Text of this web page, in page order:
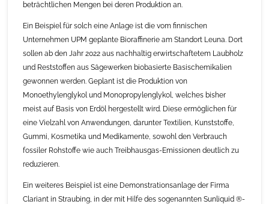
beträchtlichen Mengen bei deren Produktion an.
Ein Beispiel für solch eine Anlage ist die vom finnischen
Unternehmen UPM geplante Bioraffinerie am Standort Leuna. Dort
sollen ab den Jahr 2022 aus nachhaltig erwirtschaftetem Laubholz
und Reststoffen aus Sägewerken biobasierte Basischemikalien
gewonnen werden. Geplant ist die Produktion von
Monoethylenglykol und Monopropylenglykol, welches bisher
meist auf Basis von Erdöl hergestellt wird. Diese ermöglichen für
eine Vielzahl von Anwendungen, darunter Textilien, Kunststoffe,
Gummi, Kosmetika und Medikamente, sowohl den Verbrauch
fossiler Rohstoffe wie auch Treibhausgas-Emissionen deutlich zu
reduzieren.
Ein weiteres Beispiel ist eine Demonstrationsanlage der Firma
Clariant in Straubing, in der mit Hilfe des sogenannten Sunliquid ®-